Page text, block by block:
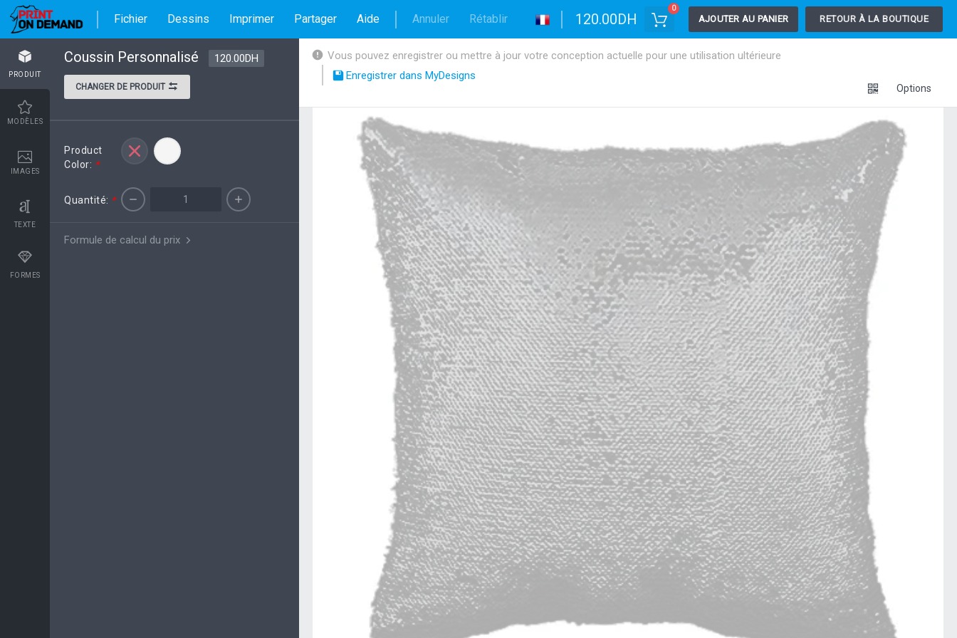
Fichier Dessins Imprimer Partager Aide Annuler Rétablir 120.00DH
0
AJOUTER AU PANIER RETOUR À LA BOUTIQUE
PRODUIT
MODÈLES
IMAGES
TEXTE
FORMES
Coussin Personnalisé 120.00DH
CHANGER DE PRODUIT
Product
Color: *
Quantité: *
Formule de calcul du prix
Vous pouvez enregistrer ou mettre à jour votre conception actuelle pour une utilisation ultérieure
Enregistrer dans MyDesigns
Options